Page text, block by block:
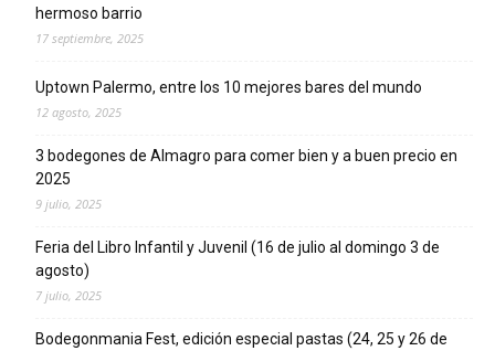
hermoso barrio
17 septiembre, 2025
Uptown Palermo, entre los 10 mejores bares del mundo
12 agosto, 2025
3 bodegones de Almagro para comer bien y a buen precio en
2025
9 julio, 2025
Feria del Libro Infantil y Juvenil (16 de julio al domingo 3 de
agosto)
7 julio, 2025
Bodegonmania Fest, edición especial pastas (24, 25 y 26 de